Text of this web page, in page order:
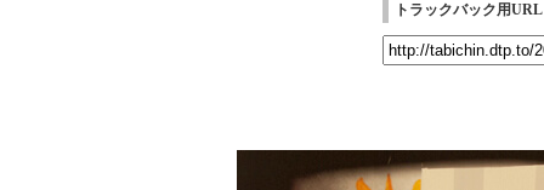
トラックバック用URL